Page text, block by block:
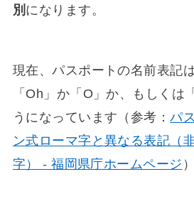
別 になります。
現在、パスポートの名前表記
「Oh」か「O」か、もしくは
うになっています（参考：パ
ン式ローマ字と異なる表記（
字） - 福岡県庁ホームページ